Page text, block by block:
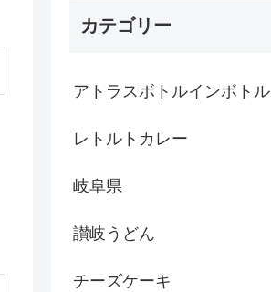
カテゴリー
アトラスボトルインボトル
レトルトカレー
岐阜県
讃岐うどん
チーズケーキ